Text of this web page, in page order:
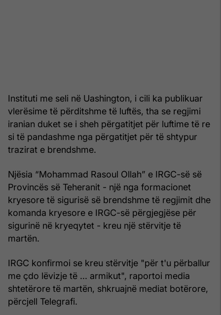
Instituti me seli në Uashington, i cili ka publikuar
vlerësime të përditshme të luftës, tha se regjimi
iranian duket se i sheh përgatitjet për luftime të re
si të pandashme nga përgatitjet për të shtypur
trazirat e brendshme.
Njësia “Mohammad Rasoul Ollah” e IRGC-së së
Provincës së Teheranit - një nga formacionet
kryesore të sigurisë së brendshme të regjimit dhe
komanda kryesore e IRGC-së përgjegjëse për
sigurinë në kryeqytet - kreu një stërvitje të
martën.
IRGC konfirmoi se kreu stërvitje "për t'u përballur
me çdo lëvizje të ... armikut", raportoi media
shtetërore të martën, shkruajnë mediat botërore,
përcjell Telegrafi.